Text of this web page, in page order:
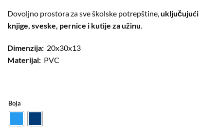
Dovoljno prostora za sve školske potrepštine,uključujući
knjige, sveske, pernice i kutije za užinu.
Dimenzija: 20x30x13
Materijal: PVC
Boja